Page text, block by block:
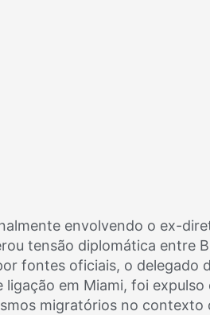
envolvendo o ex-
tensão diplomática entre
fontes oficiais, o delegado
em Miami, foi
migratórios no contexto